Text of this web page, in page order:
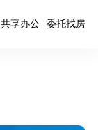
共享办公 委托找房